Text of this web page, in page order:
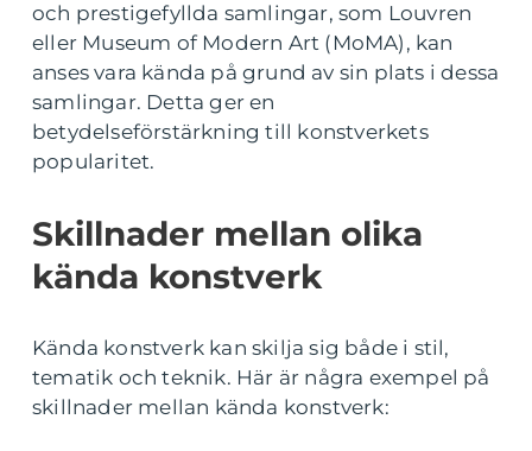
och prestigefyllda samlingar, som Louvren
eller Museum of Modern Art (MoMA), kan
anses vara kända på grund av sin plats i dessa
samlingar. Detta ger en
betydelseförstärkning till konstverkets
popularitet.
Skillnader mellan olika
kända konstverk
Kända konstverk kan skilja sig både i stil,
tematik och teknik. Här är några exempel på
skillnader mellan kända konstverk: